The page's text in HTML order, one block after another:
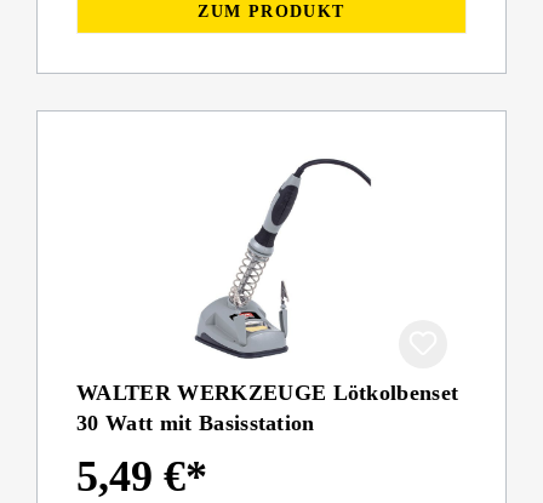
ZUM PRODUKT
WALTER WERKZEUGE Lötkolbenset
30 Watt mit Basisstation
5,49 €*